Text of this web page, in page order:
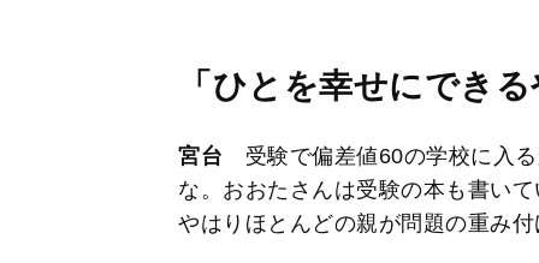
「ひとを幸せにでき
宮台 受験で偏差値60の学校に入
な。おおたさんは受験の本も書い
やはりほとんどの親が問題の重み